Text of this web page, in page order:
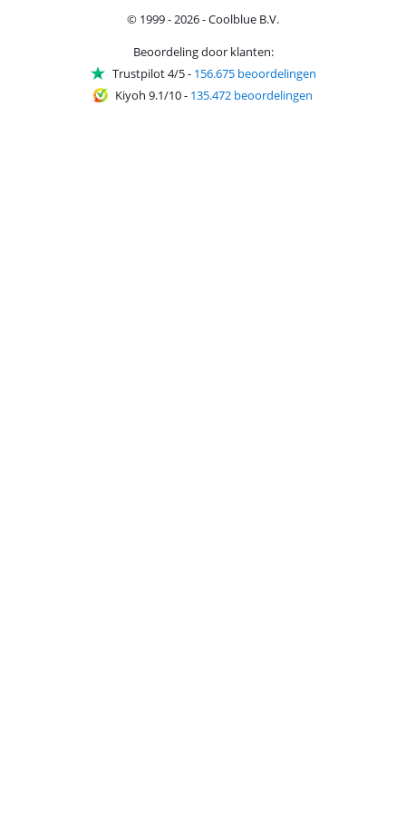
© 1999 - 2026 - Coolblue B.V.
Beoordeling door klanten:
Trustpilot 4/5- 156.675 beoordelingen
Kiyoh 9.1/10- 135.472 beoordelingen